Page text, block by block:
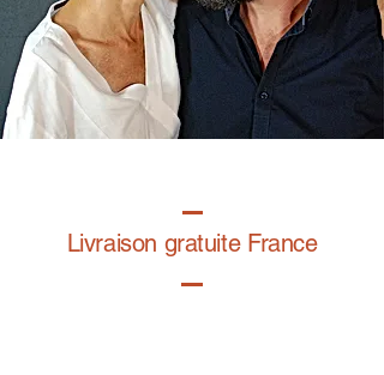
Livraison gratuite France